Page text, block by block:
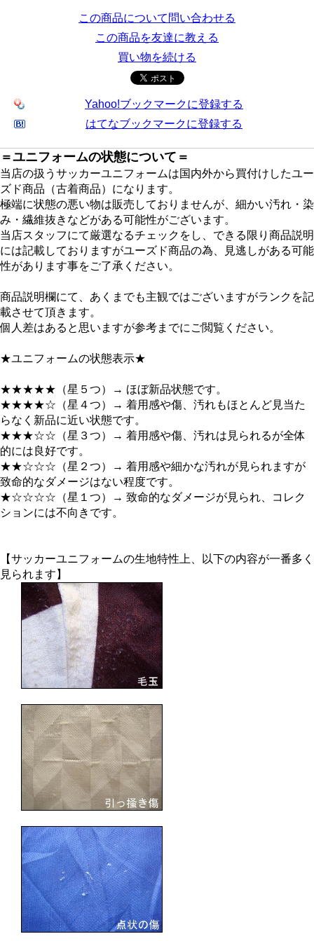
この商品について問い合わせる
この商品を友達に教える
買い物を続ける
Yahoo!ブックマークに登録する
はてなブックマークに登録する
＝ユニフォームの状態について＝
当店の扱うサッカーユニフォームは国内外から買付けしたユー
ズド商品（古着商品）になります。
極端に状態の悪い物は販売しておりませんが、細かい汚れ・染
み・繊維抜きなどがある可能性がございます。
当店スタッフにて厳選なるチェックをし、できる限り商品説明
には記載しておりますがユーズド商品の為、見逃しがある可能
性があります事をご了承ください。
商品説明欄にて、あくまでも主観ではございますがランクを記
載させて頂きます。
個人差はあると思いますが参考までにご閲覧ください。
★ユニフォームの状態表示★
★★★★★（星５つ）→ ほぼ新品状態です。
★★★★☆（星４つ）→ 着用感や傷、汚れもほとんど見当た
らなく新品に近い状態です。
★★★☆☆（星３つ）→ 着用感や傷、汚れは見られるが全体
的には良好です。
★★☆☆☆（星２つ）→ 着用感や細かな汚れが見られますが
致命的なダメージはない程度です。
★☆☆☆☆（星１つ）→ 致命的なダメージが見られ、コレク
ションには不向きです。
【サッカーユニフォームの生地特性上、以下の内容が一番多く
見られます】